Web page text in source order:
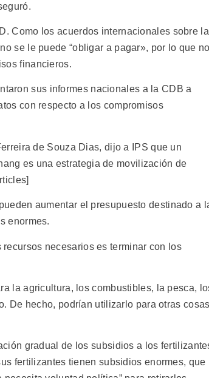
Como los acuerdos internacionales sobre la
se le puede “obligar a pagar», por lo que
financieros.
sus informes nacionales a la CDB a
con respecto a los compromisos
de Souza Dias, dijo a IPS que un
es una estrategia de movilización de
aumentar el presupuesto destinado a
enormes.
recursos necesarios es terminar con los
la agricultura, los combustibles, la pesca,
De hecho, podrían utilizarlo para otras
gradual de los subsidios a los
fertilizantes tienen subsidios enormes, que